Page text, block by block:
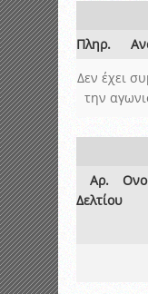
Πληρ.
Δεν έχει
την
Αρ.
Δελτίου